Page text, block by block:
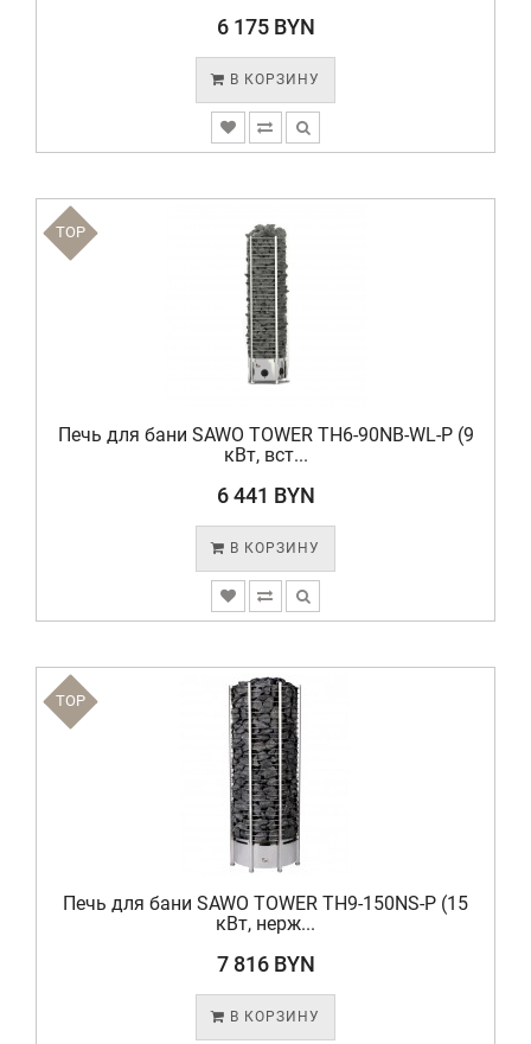
6 175 BYN
В КОРЗИНУ
TOP
Печь для бани SAWO TOWER TH6-90NB-WL-P (9
кВт, вст...
6 441 BYN
В КОРЗИНУ
TOP
Печь для бани SAWO TOWER TH9-150NS-P (15
кВт, нерж...
7 816 BYN
В КОРЗИНУ